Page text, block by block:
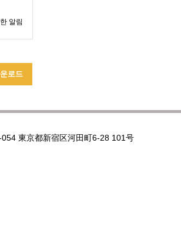
알림
로드
054 東京都新宿区河田町6-28 101号